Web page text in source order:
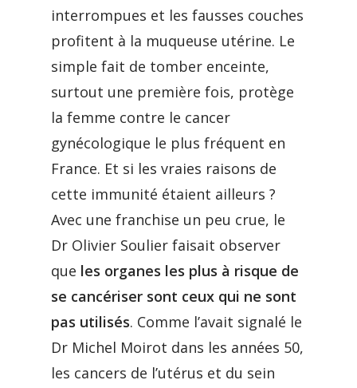
interrompues et les fausses couches
profitent à la muqueuse utérine. Le
simple fait de tomber enceinte,
surtout une première fois, protège
la femme contre le cancer
gynécologique le plus fréquent en
France. Et si les vraies raisons de
cette immunité étaient ailleurs ?
Avec une franchise un peu crue, le
Dr Olivier Soulier faisait observer
que les organes les plus à risque de
se cancériser sont ceux qui ne sont
pas utilisés. Comme l’avait signalé le
Dr Michel Moirot dans les années 50,
les cancers de l’utérus et du sein